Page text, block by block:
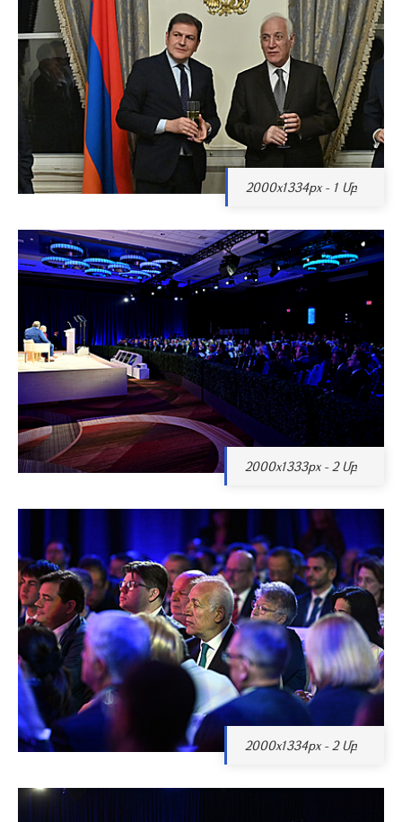
2000x1334px - 1 Մբ
2000x1333px - 2 Մբ
2000x1334px - 2 Մբ